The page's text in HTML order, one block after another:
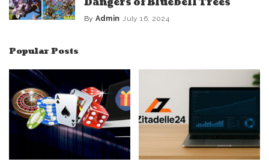
By Admin July 16, 2024
Popular Posts